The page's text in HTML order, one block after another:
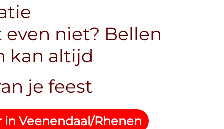
even niet? Bellen
kan altijd
je feest
Veenendaal/Rhenen